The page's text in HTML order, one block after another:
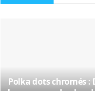
Polka dots chromés :